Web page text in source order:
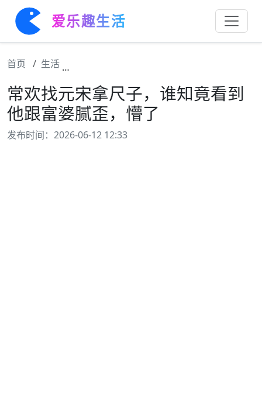
爱乐趣生活
首页 生活
常欢找元宋拿尺子，谁知竟看到
他跟富婆腻歪，懵了
发布时间：2026-06-12 12:33